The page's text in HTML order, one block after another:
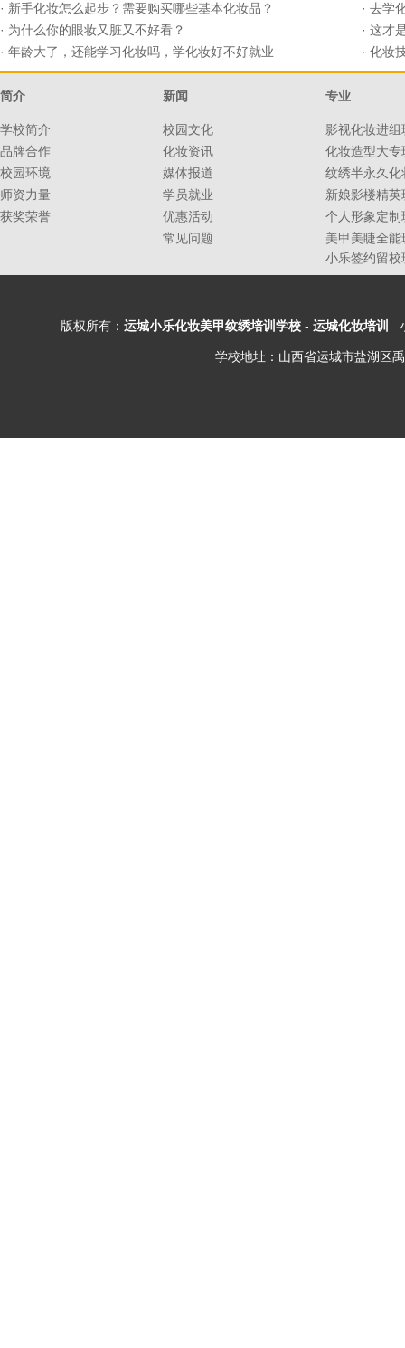
· 新手化妆怎么起步？需要购买哪些基本化妆品？ · 去学
· 为什么你的眼妆又脏又不好看？ · 这才
· 年龄大了，还能学习化妆吗，学化妆好不好就业 · 化妆
简介 新闻 专业
学校简介 校园文化
影视化妆进组
品牌合作
化妆资讯
化妆造型大专
校园环境
媒体报道
纹绣半永久化
师资力量
学员就业
新娘影楼精英
获奖荣誉
优惠活动
个人形象定制
常见问题
美甲美睫全能
小乐签约留校
版权所有： 运城小乐化妆美甲纹绣培训学校- 运城化妆培训
学校地址：山西省运城市盐湖区